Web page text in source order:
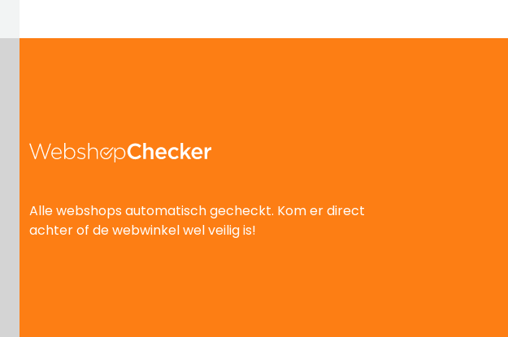
Alle webshops automatisch gecheckt. Kom er direct
achter of de webwinkel wel veilig is!